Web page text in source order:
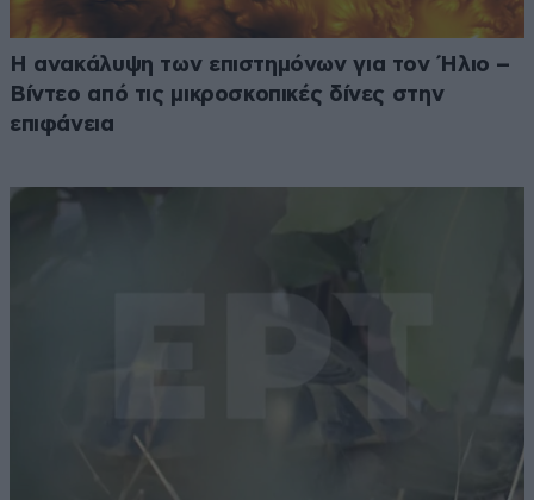
Η ανακάλυψη των επιστημόνων για τον Ήλιο –
Βίντεο από τις μικροσκοπικές δίνες στην
επιφάνεια